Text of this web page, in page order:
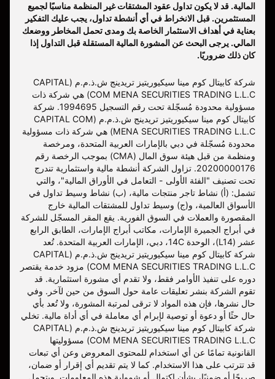
المالية. قد لا يكون تداول عقود المشتقات غير المنظمة مناسبًا لجميع
المستثمرين. قبل الانخراط في أي أنشطة تداول، يجب عليك التفكير
بعناية في أهداف الاستثمار الخاصة بك ومدى تحمل المخاطر ووضعك
المالي. يرجى البحث عن المشورة المالية المستقلة قبل التداول إذا
كان ذلك ضروريًا.
شركة كابيتال كوم مينا سيكيوريتيز تريدينج ش.ذ.م.م (CAPITAL
COM MENA SECURITIES TRADING L.L.C) هي شركة ذات
مسؤولية محدودة مُسجّلة تحت رقم التسجيل 1994695. شركة
كابيتال كوم مينا سيكيوريتيز تريدينج ش.ذ.م.م (CAPITAL COM
MENA SECURITIES TRADING L.L.C) هي شركة ذات مسؤولية
محدودة مُسجّلة في دبي بالإمارات العربية المتحدة، ومرخصة
ومنظمة من قبل هيئة سوق المال (CMA) بموجب الرخصة رقم
20200000176. تزاول الشركة أنشطة مالية واستثمارية تندرج
تحت تصنيف "الفئة الأولى - التعامل في الأوراق المالية"، والتي
تشمل: (أ) نشاط تاجر منتجات مالية، (ب) نشاط وسيط تداول في
الأسواق العالمية، و(ج) وسيط تداول للمشتقات المالية خارج
المقصورة والعملات في السوق الفورية. يقع المقر المسجّل للشركة
في أبراج الجميرة الإمارات، مكاتب أبراج الإمارات، الطابق الرابع
عشر (L14)، الوحدة 14C، دبي، الإمارات العربية المتحدة. تُعد
شركة كابيتال كوم مينا سيكيوريتيز تريدينج ش.ذ.م.م (CAPITAL
COM MENA SECURITIES TRADING L.L.C) مزود خدمة يقتصر
دوره على تنفيذ الأوامر فقط، ولا تقدم أي مشورة استثمارية. قد
تقوم الشركة بنشر تعليقات عامة حول السوق من حين لآخر. وفي
حال نشرها، فإن هذه المواد لا ترقى لمرتبة المشورة، ولا تُعد بأي
حال حثًا أو دعوة أو توصية لإبرام أي معاملة في أي أداة مالية. تخلي
شركة كابيتال كوم مينا سيكيوريتيز تريدينج ش.ذ.م.م (CAPITAL
COM MENA SECURITIES TRADING L.L.C) مسؤوليتها
القانونية تمامًا عن أي استخدام للمحتوى المعروض وعن أي تبعات
قد تترتب على هذا الاستخدام. كما لا يتم تقديم أي إقرار أو ضمان،